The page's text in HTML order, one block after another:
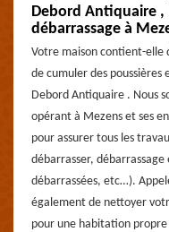
Debord Antiquaire ,
débarrassage à
Votre maison contient-elle
de cumuler des poussières
Debord Antiquaire . Nous
opérant à Mezens et ses
pour assurer tous les
débarrasser,
débarrassées, etc…).
également de nettoyer
pour une habitation